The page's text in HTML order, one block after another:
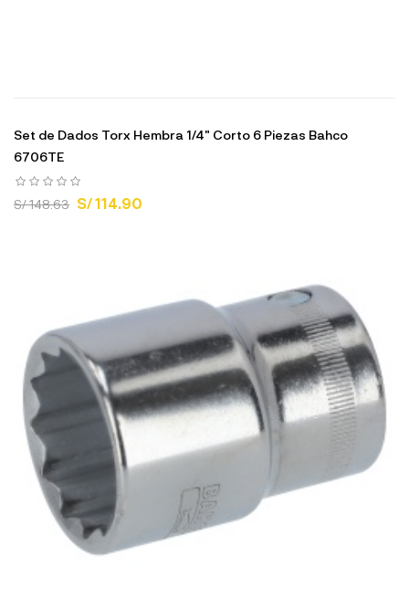
Set de Dados Torx Hembra 1/4" Corto 6 Piezas Bahco
6706TE
S/ 148.63 S/ 114.90